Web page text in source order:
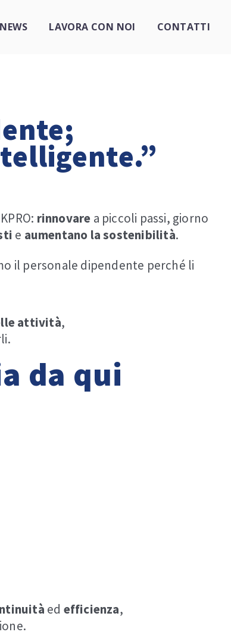
NEWS LAVORA CON NOI CONTATTI
rinnovare a piccoli passi, giorno
e aumentano la sostenibilità.
il personale dipendente perché li
attività,
da qui
ed efficienza,